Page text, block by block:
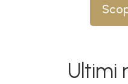
Ultimi